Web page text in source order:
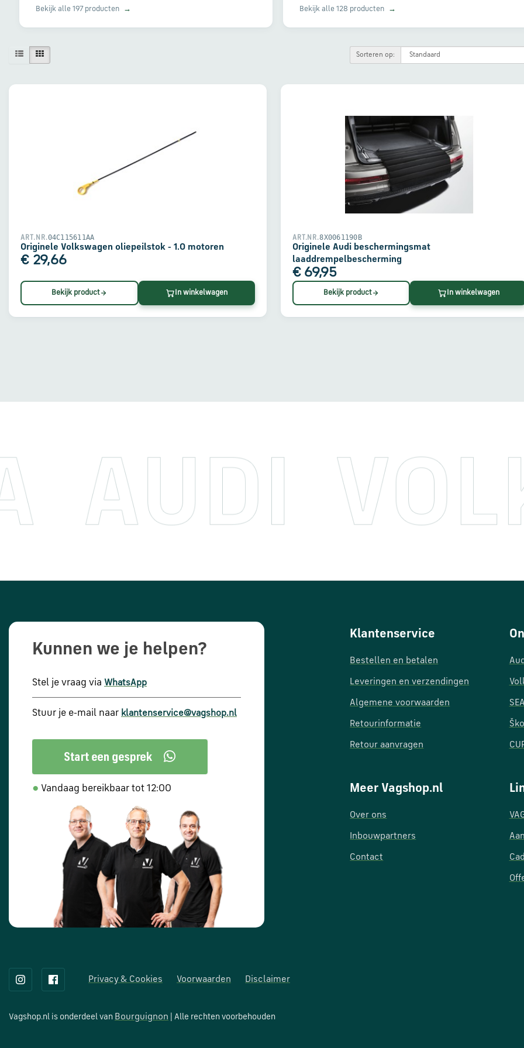
Bekijk alle 197 producten → Bekijk alle 128 producten →
Sorteren op:
ART.NR.04C115611AA
Originele Volkswagen oliepeilstok - 1.0 motoren
€ 29,66
Bekijk product In winkelwagen
ART.NR.8X0061190B
Originele Audi beschermingsmat
laaddrempelbescherming
€ 69,95
Bekijk product In winkelwagen
Kunnen we je helpen?
Stel je vraag via WhatsApp
Stuur je e-mail naar klantenservice@vagshop.nl
● Vandaag bereikbaar tot 12:00
Klantenservice
Bestellen en betalen
Leveringen en verzendingen
Algemene voorwaarden
Retourinformatie
Retour aanvragen
Meer Vagshop.nl
Over ons
Inbouwpartners
Contact
Privacy & Cookies Voorwaarden Disclaimer
Vagshop.nl is onderdeel van Bourguignon | Alle rechten voorbehouden